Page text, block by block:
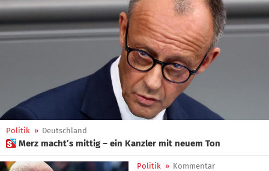
Politik » Deutschland
 Merz macht’s mittig – ein Kanzler mit neuem Ton
Politik » Kommentar